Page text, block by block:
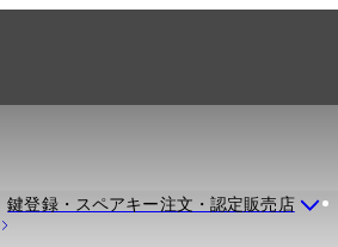
鍵登録・スペアキー注文・認定販売店